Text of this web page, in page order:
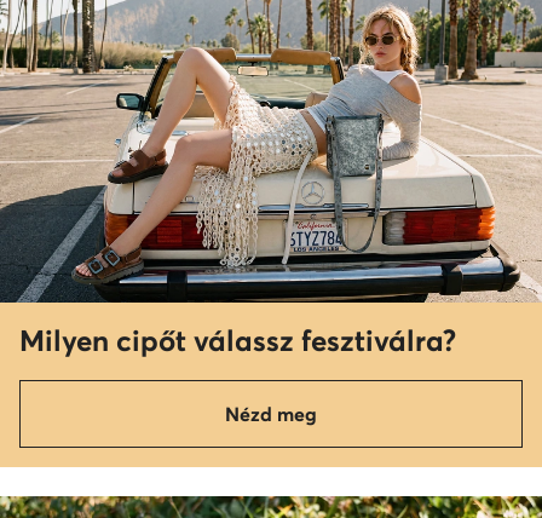
Milyen cipőt válassz fesztiválra?
Nézd meg